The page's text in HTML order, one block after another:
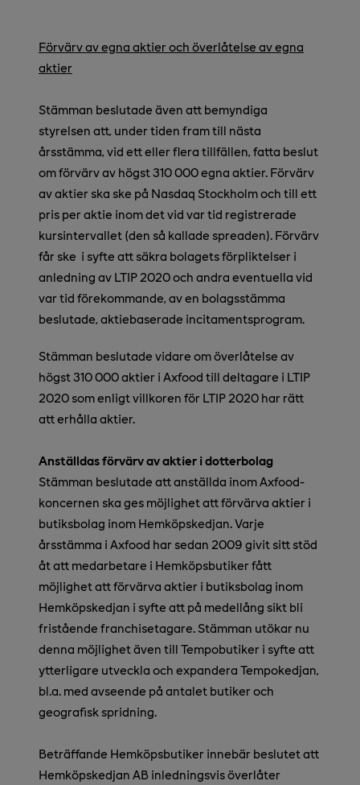
Förvärv av egna aktier och överlåtelse av egna
aktier
Stämman beslutade även att bemyndiga
styrelsen att, under tiden fram till nästa
årsstämma, vid ett eller flera tillfällen, fatta beslut
om förvärv av högst 310 000 egna aktier. Förvärv
av aktier ska ske på Nasdaq Stockholm och till ett
pris per aktie inom det vid var tid registrerade
kursintervallet (den så kallade spreaden). Förvärv
får ske i syfte att säkra bolagets förpliktelser i
anledning av LTIP 2020 och andra eventuella vid
var tid förekommande, av en bolagsstämma
beslutade, aktiebaserade incitamentsprogram.
Stämman beslutade vidare om överlåtelse av
högst 310 000 aktier i Axfood till deltagare i LTIP
2020 som enligt villkoren för LTIP 2020 har rätt
att erhålla aktier.
Anställdas förvärv av aktier i dotterbolag
Stämman beslutade att anställda inom Axfood-
koncernen ska ges möjlighet att förvärva aktier i
butiksbolag inom Hemköpskedjan. Varje
årsstämma i Axfood har sedan 2009 givit sitt stöd
åt att medarbetare i Hemköpsbutiker fått
möjlighet att förvärva aktier i butiksbolag inom
Hemköpskedjan i syfte att på medellång sikt bli
fristående franchisetagare. Stämman utökar nu
denna möjlighet även till Tempobutiker i syfte att
ytterligare utveckla och expandera Tempokedjan,
bl.a. med avseende på antalet butiker och
geografisk spridning.
Beträffande Hemköpsbutiker innebär beslutet att
Hemköpskedjan AB inledningsvis överlåter